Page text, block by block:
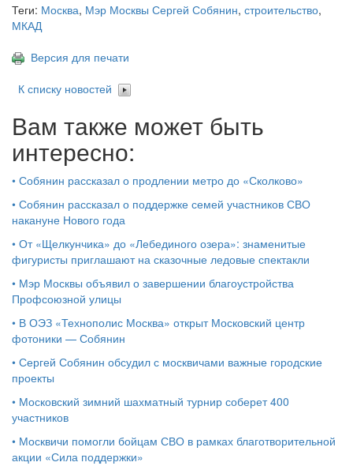
Теги: Москва, Мэр Москвы Сергей Собянин, строительство,
МКАД
Версия для печати
К списку новостей
Вам также может быть
интересно:
• Собянин рассказал о продлении метро до «Сколково»
• Собянин рассказал о поддержке семей участников СВО
накануне Нового года
• От «Щелкунчика» до «Лебединого озера»: знаменитые
фигуристы приглашают на сказочные ледовые спектакли
• Мэр Москвы объявил о завершении благоустройства
Профсоюзной улицы
• В ОЭЗ «Технополис Москва» открыт Московский центр
фотоники — Собянин
• Сергей Собянин обсудил с москвичами важные городские
проекты
• Московский зимний шахматный турнир соберет 400
участников
• Москвичи помогли бойцам СВО в рамках благотворительной
акции «Сила поддержки»